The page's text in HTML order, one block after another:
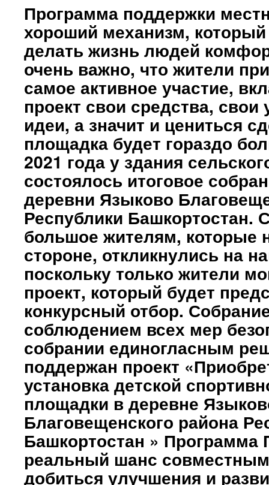
Программа поддержки
хороший механизм,
делать жизнь людей
очень важно, что жители
самое активное участие,
проект свои средства, свои
идеи, а значит и цениться
площадка будет гораздо
2021 года у здания
состоялось итоговое
деревни Языково
Республики Башкортостан.
большое жителям, которые
стороне, откликнулись на
поскольку только жители
проект, который будет
конкурсный отбор.
соблюдением всех мер
собрании единогласным
поддержан проект
установка детской
площадки в деревне
Благовещенского района
Башкортостан »
реальный шанс
добиться улучшения и